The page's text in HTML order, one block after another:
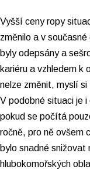
Vyšší ceny ropy
změnilo a v
byly odepsány a
kariéru a vzhledem
nelze změnit, myslí si
V podobné situaci je
pokud se počítá
ročně, pro ně ovšem
bylo snadné
hlubokomořských